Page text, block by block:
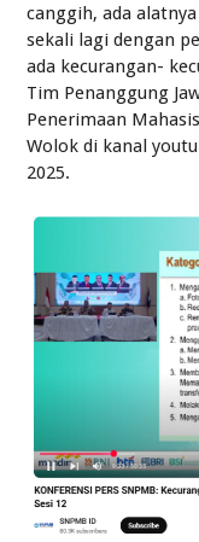
canggih, ada
sekali lagi dengan
ada kecurangan-
Tim Penanggung
Penerimaan
Wolok di kanal
2025.